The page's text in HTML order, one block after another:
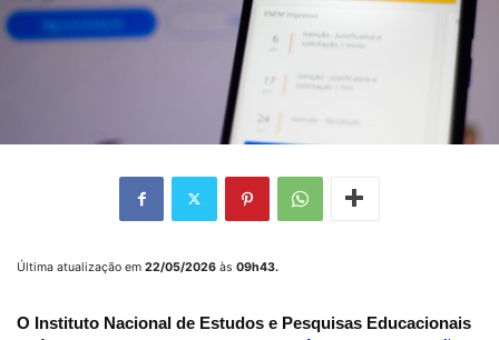
Última atualização em 22/05/2026 às 09h43.
O Instituto Nacional de Estudos e Pesquisas Educacionais